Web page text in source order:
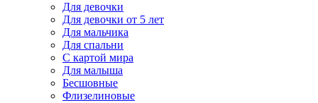
Для девочки
Для девочки от 5 лет
Для мальчика
Для спальни
С картой мира
Для малыша
Бесшовные
Флизелиновые